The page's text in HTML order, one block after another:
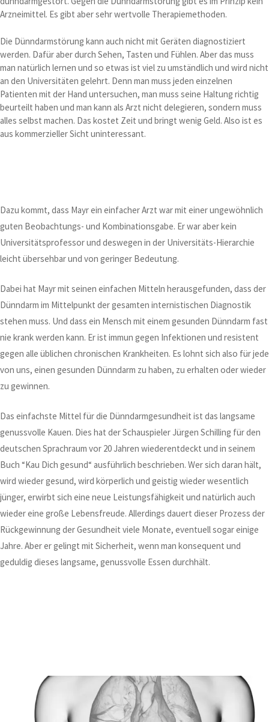
Arzneimittel. Es gibt aber sehr wertvolle Therapiemethoden.
Die Dünndarmstörung kann auch nicht mit Geräten diagnostiziert
werden. Dafür aber durch Sehen, Tasten und Fühlen. Aber das muss
man natürlich lernen und so etwas ist viel zu umständlich und wird nicht
an den Universitäten gelehrt. Denn man muss jeden einzelnen
Patienten mit der Hand untersuchen, man muss seine Haltung richtig
beurteilt haben und man kann als Arzt nicht delegieren, sondern muss
alles selbst machen. Das kostet Zeit und bringt wenig Geld. Also ist es
aus kommerzieller Sicht uninteressant.
Dazu kommt, dass Mayr ein einfacher Arzt war mit einer ungewöhnlich
guten Beobachtungs- und Kombinationsgabe. Er war aber kein
Universitätsprofessor und deswegen in der Universitäts-Hierarchie
leicht übersehbar und von geringer Bedeutung.
Dabei hat Mayr mit seinen einfachen Mitteln herausgefunden, dass der
Dünndarm im Mittelpunkt der gesamten internistischen Diagnostik
stehen muss. Und dass ein Mensch mit einem gesunden Dünndarm fast
nie krank werden kann. Er ist immun gegen Infektionen und resistent
gegen alle üblichen chronischen Krankheiten. Es lohnt sich also für
von uns, einen gesunden Dünndarm zu haben, zu erhalten oder wieder
zu gewinnen.
Das einfachste Mittel für die Dünndarmgesundheit ist das langsame
genussvolle Kauen. Dies hat der Schauspieler Jürgen Schilling für den
deutschen Sprachraum vor 20 Jahren wiederentdeckt und in seinem
Buch “Kau Dich gesund“ ausführlich beschrieben. Wer sich daran hält,
wird wieder gesund, wird körperlich und geistig wieder wesentlich
jünger, erwirbt sich eine neue Leistungsfähigkeit und natürlich auch
wieder eine große Lebensfreude. Allerdings dauert dieser Prozess der
Rückgewinnung der Gesundheit viele Monate, eventuell sogar einige
Jahre. Aber er gelingt mit Sicherheit, wenn man konsequent und
geduldig dieses langsame, genussvolle Essen durchhält.